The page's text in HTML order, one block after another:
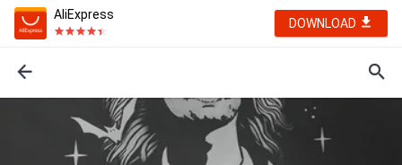
AliExpress
DOWNLOAD